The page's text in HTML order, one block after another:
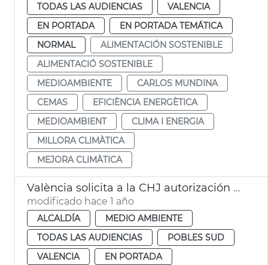
TODAS LAS AUDIENCIAS
VALENCIA
EN PORTADA
EN PORTADA TEMÁTICA
NORMAL
ALIMENTACIÓN SOSTENIBLE
ALIMENTACIÓ SOSTENIBLE
MEDIOAMBIENTE
CARLOS MUNDINA
CEMAS
EFICIÈNCIA ENERGÈTICA
MEDIOAMBIENT
CLIMA I ENERGIA
MILLORA CLIMÀTICA
MEJORA CLIMÀTICA
València solicita a la CHJ autorización para limipar el cauce del Turia
modificado hace 1 año
ALCALDÍA
MEDIO AMBIENTE
TODAS LAS AUDIENCIAS
POBLES SUD
VALENCIA
EN PORTADA